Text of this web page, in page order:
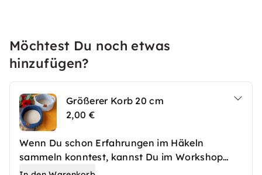
Möchtest Du noch etwas
hinzufügen?
Größerer Korb 20 cm
2,00 €
Wenn Du schon Erfahrungen im Häkeln
sammeln konntest, kannst Du im Workshop
auch einen größeren Korb häkeln.